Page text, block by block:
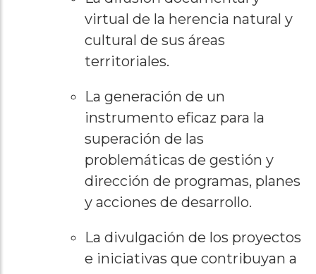
virtual de la herencia natural y
cultural de sus áreas
territoriales.
La generación de un
instrumento eficaz para la
superación de las
problemáticas de gestión y
dirección de programas, planes
y acciones de desarrollo.
La divulgación de los proyectos
e iniciativas que contribuyan a